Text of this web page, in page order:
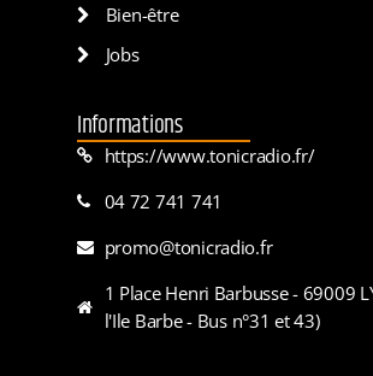
Bien-être
Jobs
Informations
https://www.tonicradio.fr/
04 72 741 741
promo@tonicradio.fr
1 Place Henri Barbusse - 69009
l'Ile Barbe - Bus n°31 et 43)